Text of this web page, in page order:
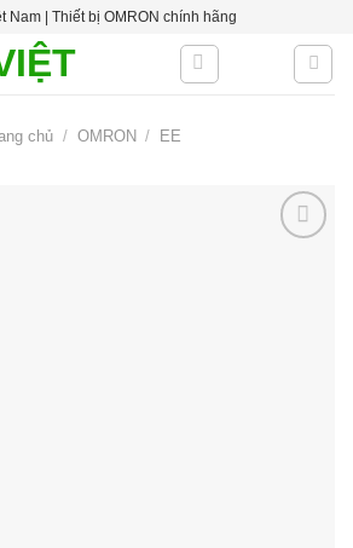
Nam | Thiết bị OMRON chính hãng
chủ / OMRON / EE